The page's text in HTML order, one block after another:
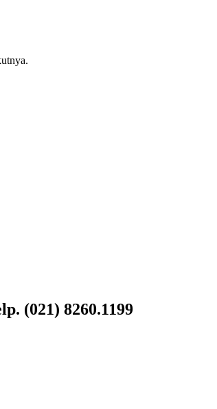
(021) 8260.1199